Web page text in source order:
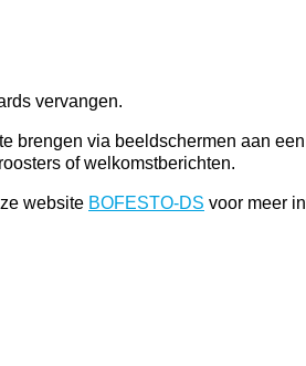
vervangen.
brengen via beeldschermen aan
of welkomstberichten.
website BOFESTO-DS voor meer